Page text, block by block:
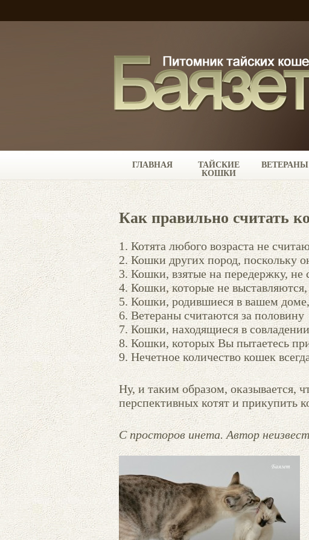
ГЛАВНАЯ
ТАЙСКИЕ
КОШКИ
ВЕТЕРАНЫ
Как правильно считать
1. Котята любого возраста не
2. Кошки других пород, поскольку
3. Кошки, взятые на передержку, не
4. Кошки, которые не
5. Кошки, родившиеся в вашем
6. Ветераны считаются за половину
7. Кошки, находящиеся в
8. Кошки, которых Вы пытаетесь
9. Нечетное количество кошек
Ну, и таким образом, оказывается,
перспективных котят и прикупить
С просторов инета. Автор